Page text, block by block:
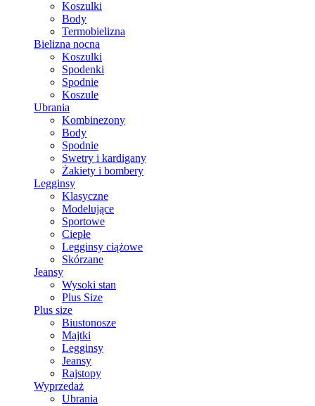
Koszulki
Body
Termobielizna
Bielizna nocna
Koszulki
Spodenki
Spodnie
Koszule
Ubrania
Kombinezony
Body
Spodnie
Swetry i kardigany
Żakiety i bombery
Legginsy
Klasyczne
Modelujące
Sportowe
Ciepłe
Legginsy ciążowe
Skórzane
Jeansy
Wysoki stan
Plus Size
Plus size
Biustonosze
Majtki
Legginsy
Jeansy
Rajstopy
Wyprzedaż
Ubrania